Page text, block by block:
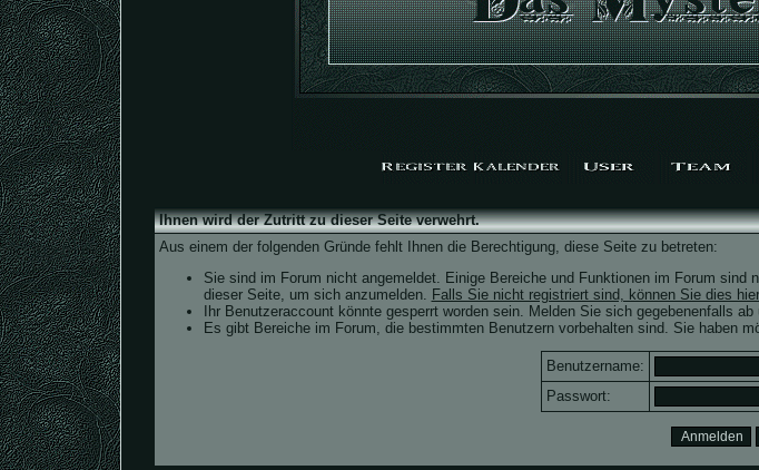
Ihnen wird der Zutritt zu dieser Seite verwehrt.
Aus einem der folgenden Gründe fehlt Ihnen die Berechtigung, diese Seite zu betreten:
Sie sind im Forum nicht angemeldet. Einige Bereiche und Funktionen im Forum
dieser Seite, um sich anzumelden. Falls Sie nicht registriert sind, können Sie dies
Ihr Benutzeraccount könnte gesperrt worden sein. Melden Sie sich gegebenenfalls
Es gibt Bereiche im Forum, die bestimmten Benutzern vorbehalten sind. Sie haben
Benutzername:
Passwort: